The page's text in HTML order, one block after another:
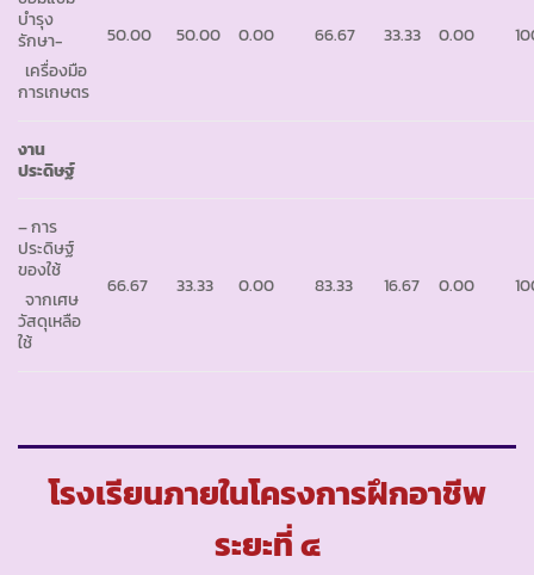
บำรุง
รักษา-
เครื่องมือ
การเกษตร
50.00 50.00 0.00 66.67 33.33 0.00
งาน
ประดิษฐ์
– การ
ประดิษฐ์
ของใช้
จากเศษ
วัสดุเหลือ
ใช้
66.67 33.33 0.00 83.33 16.67 0.00
โรงเรียนภายในโครงการฝึกอาชีพ
ระยะที่ ๔